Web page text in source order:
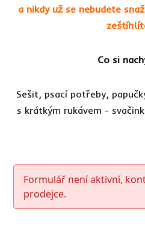
a nikdy už se nebudete
Co si
Sešit, psací potřeby,
s krátkým rukávem -
Formulář není aktivní,
prodejce.